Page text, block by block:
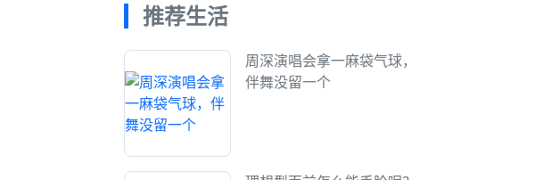
推荐生活
周深演唱会拿一麻袋气球，
伴舞没留一个